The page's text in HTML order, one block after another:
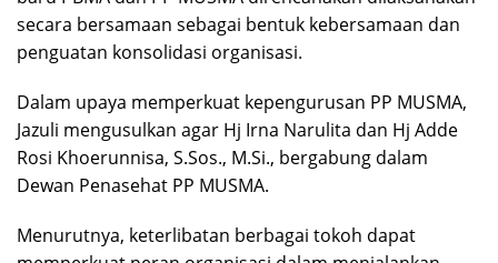
secara bersamaan sebagai bentuk kebersamaan dan
penguatan konsolidasi organisasi.
Dalam upaya memperkuat kepengurusan PP MUSMA,
Jazuli mengusulkan agar Hj Irna Narulita dan Hj Adde
Rosi Khoerunnisa, S.Sos., M.Si., bergabung dalam
Dewan Penasehat PP MUSMA.
Menurutnya, keterlibatan berbagai tokoh dapat